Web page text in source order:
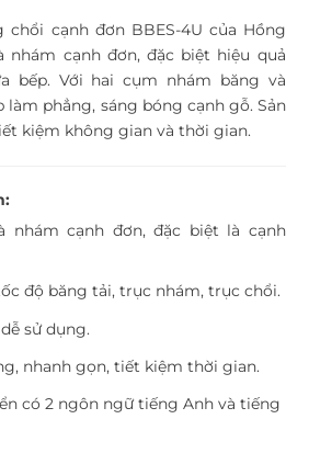
chổi cạnh đơn BBES-4U của Hồng
nhám cạnh đơn, đặc biệt hiệu quả
bếp. Với hai cụm nhám băng và
làm phẳng, sáng bóng cạnh gỗ. Sản
kiệm không gian và thời gian.
nhám cạnh đơn, đặc biệt là cạnh
độ băng tải, trục nhám, trục chổi.
sử dụng.
nhanh gọn, tiết kiệm thời gian.
có 2 ngôn ngữ tiếng Anh và tiếng